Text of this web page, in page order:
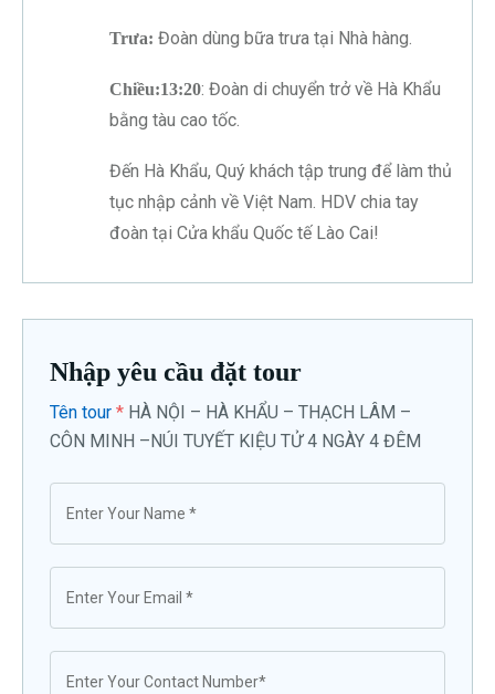
Trưa: Đoàn dùng bữa trưa tại Nhà hàng.
Chiều:13:20: Đoàn di chuyển trở về Hà Khẩu
bằng tàu cao tốc.
Đến Hà Khẩu, Quý khách tập trung để làm thủ
tục nhập cảnh về Việt Nam. HDV chia tay
đoàn tại Cửa khẩu Quốc tế Lào Cai!
Nhập yêu cầu đặt tour
Tên tour * HÀ NỘI – HÀ KHẨU – THẠCH LÂM –
CÔN MINH –NÚI TUYẾT KIỆU TỬ 4 NGÀY 4 ĐÊM